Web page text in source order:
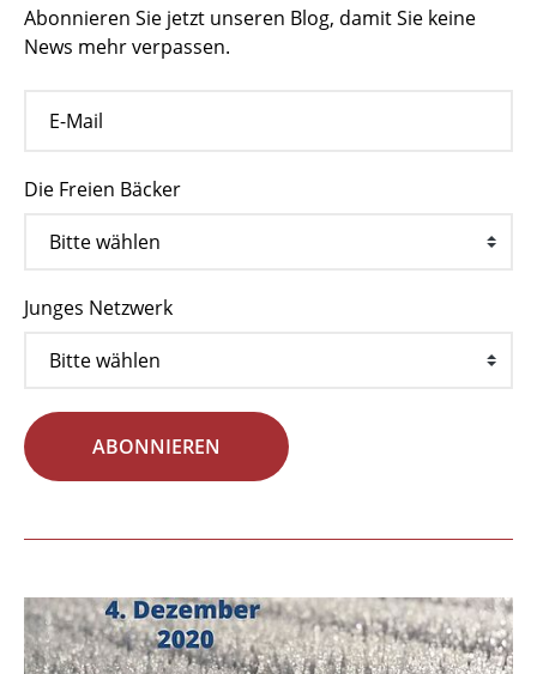
Abonnieren Sie jetzt unseren Blog, damit Sie keine
News mehr verpassen.
Die Freien Bäcker
Junges Netzwerk
ABONNIEREN